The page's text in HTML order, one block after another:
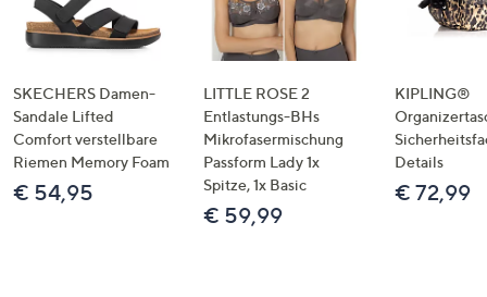
SKECHERS Damen-
Sandale Lifted
Comfort verstellbare
Riemen Memory Foam
€ 54,95
LITTLE ROSE 2
Entlastungs-BHs
Mikrofasermischung
Passform Lady 1x
Spitze, 1x Basic
€ 59,99
KIPLING®
Details
€ 72,99